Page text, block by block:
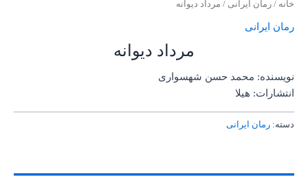
خانه / رمان ایرانی / مرداد دیوانه
رمان ایرانی
مرداد دیوانه
نویسنده: محمد حسن شهسواری
انتشارات: هیلا
دسته: رمان ایرانی